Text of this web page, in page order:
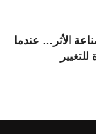
الأثر… عندما